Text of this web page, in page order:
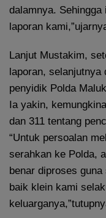
dalamnya.
laporan
Lanjut Mustakim,
laporan, selanjutnya
penyidik Polda
Ia yakin,
dan 311 tentang
“Untuk persoalan
serahkan ke Polda,
benar diproses
baik klein kami